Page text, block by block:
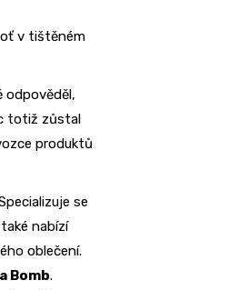
v tištěném
odpověděl,
totiž zůstal
produktů
se
nabízí
oblečení.
Bomb.